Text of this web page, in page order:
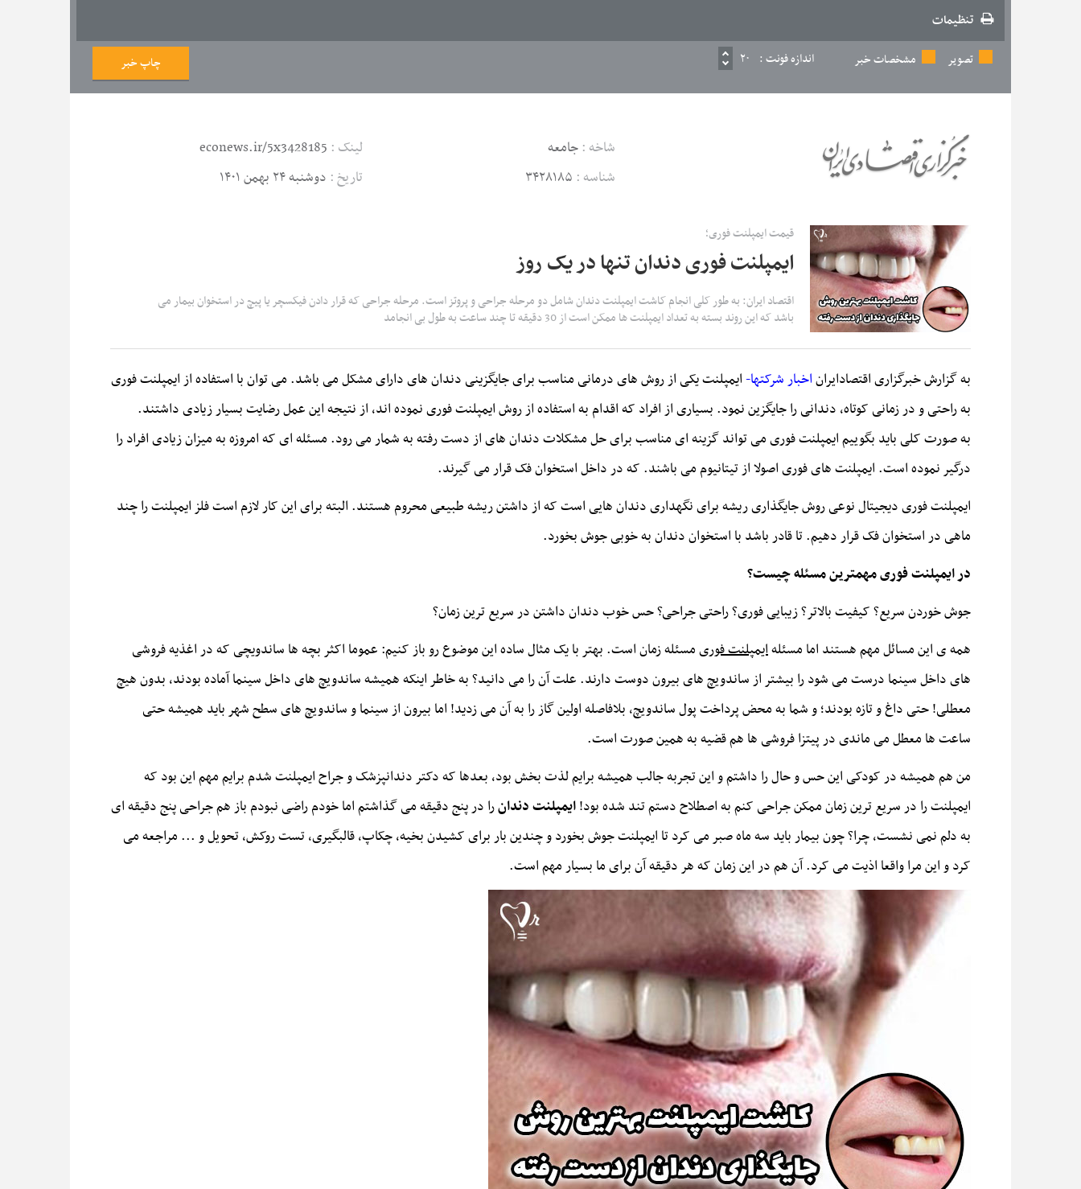
تنظیمات
تصویر
مشخصات خبر اندازه فونت : ۲۰ چاپ خبر
شاخه : جامعه لینک : econews.ir/5x3428185
شناسه : ۳۴۲۸۱۸۵ تاریخ : دوشنبه ۲۴ بهمن ۱۴۰۱
قیمت ایمپلنت فوری؛
ایمپلنت فوری دندان تنها در یک روز
اقتصاد ایران: به طور کلی انجام کاشت ایمپلنت دندان شامل دو مرحله جراحی و پروتز است. مرحله جراحی که قرار دادن فیکسچر یا پیچ در استخوان بیمار می
باشد که این روند بسته به تعداد ایمپلنت ها ممکن است از 30 دقیقه تا چند ساعت به طول بی انجامد
ﺑﻪ ﮔﺰارش ﺧﺒﺮﮔﺰاری اﻗﺘﺼﺎداﯾﺮاناخبار شرکتها-ایمپلنت یکی از روش های درمانی مناسب برای جایگزینی دندان های دارای مشکل می باشد. می توان با استفاده از ایمپلنت فوری
به راحتی و در زمانی کوتاه، دندانی را جایگزین نمود. بسیاری از افراد که اقدام به استفاده از روش ایمپلنت فوری نموده اند، از نتیجه این عمل رضایت بسیار زیادی داشتند.
به صورت کلی باید بگوییم ایمپلنت فوری می تواند گزینه ای مناسب برای حل مشکلات دندان های از دست رفته به شمار می رود. مسئله ای که امروزه به میزان زیادی افراد را
درگیر نموده است. ایمپلنت های فوری اصولا از تیتانیوم می باشند. که در داخل استخوان فک قرار می گیرند.
ایمپلنت فوری دیجیتال نوعی روش جایگذاری ریشه برای نگهداری دندان هایی است که از داشتن ریشه طبیعی محروم هستند. البته برای این کار لازم است فلز ایمپلنت را چند
ماهی در استخوان فک قرار دهیم. تا قادر باشد با استخوان دندان به خوبی جوش بخورد.
در ایمپلنت فوری مهمترین مسئله چیست؟
جوش خوردن سریع؟ کیفیت بالاتر؟ زیبایی فوری؟ راحتی جراحی؟ حس خوب دندان داشتن در سریع ترین زمان؟
همه ی این مسائل مهم هستند اما مسئلهایمپلنت فوریمسئله زمان است. بهتر با یک مثال ساده این موضوع رو باز کنیم: عموما اکثر بچه ها ساندویچی که در اغذیه فروشی
های داخل سینما درست می شود را بیشتر از ساندویچ های بیرون دوست دارند. علت آن را می دانید؟ به خاطر اینکه همیشه ساندویچ های داخل سینما آماده بودند، بدون هیچ
معطلی! حتی داغ و تازه بودند؛ و شما به محض پرداخت پول ساندویچ، بلافاصله اولین گاز را به آن می زدید! اما بیرون از سینما و ساندویچ های سطح شهر باید همیشه حتی
ساعت ها معطل می ماندی در پیتزا فروشی ها هم قضیه به همین صورت است.
من هم همیشه در کودکی این حس و حال را داشتم و این تجربه جالب همیشه برایم لذت بخش بود، بعدها که دکتر دندانپزشک و جراح ایمپلنت شدم برایم مهم این بود که
ایمپلنت را در سریع ترین زمان ممکن جراحی کنم به اصطلاح دستم تند شده بود!ایمپلنت دندانرا در پنج دقیقه می گذاشتم اما خودم راضی نبودم باز هم جراحی پنج دقیقه ای
به دلم نمی نشست، چرا؟ چون بیمار باید سه ماه صبر می کرد تا ایمپلنت جوش بخورد و چندین بار برای کشیدن بخیه، چکاپ، قالبگیری، تست روکش، تحویل و ... مراجعه می
کرد و این مرا واقعا اذیت می کرد. آن هم در این زمان که هر دقیقه آن برای ما بسیار مهم است.